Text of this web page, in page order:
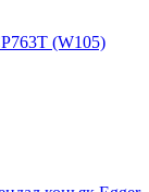
(W105)